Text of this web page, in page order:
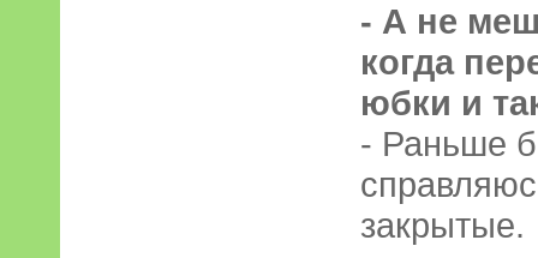
- А не
когда
юбки и
- Раньше
закрытые.